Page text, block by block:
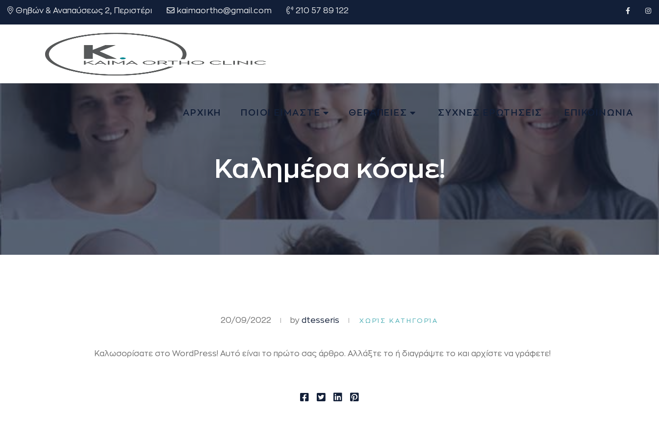
Θηβών & Αναπαύσεως 2, Περιστέρι kaimaortho@gmail.com 210 57 89 122
ΑΡΧΙΚΗ ΠΟΙΟΙ ΕΙΜΑΣΤΕ ΘΕΡΑΠΕΙΕΣ ΣΥΧΝΕΣ ΕΡΩΤΗΣΕΙΣ ΕΠΙΚΟΙΝΩΝΙΑ
Καλημέρα κόσμε!
20/09/2022 by dtesseris ΧΩΡΊΣ ΚΑΤΗΓΟΡΊΑ
Καλωσορίσατε στο WordPress! Αυτό είναι το πρώτο σας άρθρο. Αλλάξτε το ή διαγράψτε το και αρχίστε να γράφετε!